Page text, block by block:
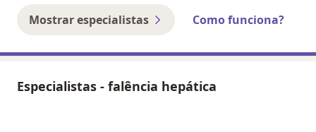
Mostrar especialistas Como funciona?
Especialistas - falência hepática